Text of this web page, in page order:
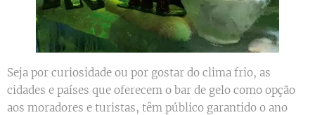
Seja por curiosidade ou por gostar do clima frio, as
cidades e países que oferecem o bar de gelo como opção
aos moradores e turistas, têm público garantido o ano